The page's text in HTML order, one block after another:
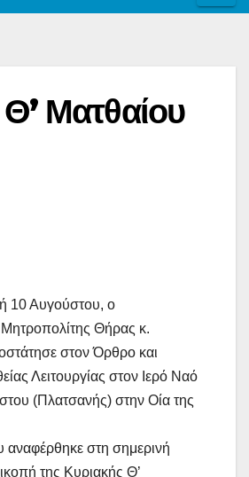
Ματθαίου
10 Αυγούστου, ο
Θήρας κ.
στον Όρθρο και
Λειτουργίας στον Ιερό Ναό
(Πλατσανής) στην Οία της
αναφέρθηκε στη σημερινή
της Κυριακής Θ’